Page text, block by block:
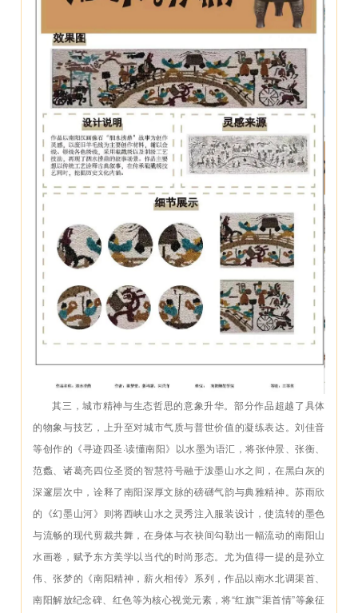
其三，城市精神与生态哲思的意象升华。部分作品超越了具体
的物象与技艺，上升至对城市气质与普世价值的凝练表达。刘佳音
等创作的《寻迹四圣·读懂南阳》以水墨为语汇，将张仲景、张衡、
范蠡、诸葛亮四位圣贤的智慧符号融于泼墨山水之间，在黑白灰的
深邃层次中，诠释了南阳深厚文脉的磅礴气韵与典雅精神。苏雨欣
的《幻墨山河》则将西峡山水之灵秀注入服装设计，使流转的墨色
与流畅的现代剪裁共舞，在身体与衣袂间勾勒出一幅流动的南阳山
水画卷，赋予东方美学以当代的时尚形态。尤为值得一提的是孙立
伟、张梦的《南阳精神，薪火相传》系列，作品以南水北调渠首、
南阳解放纪念碑、红色等为核心视觉元素，将“红旗”“渠首情”等象征